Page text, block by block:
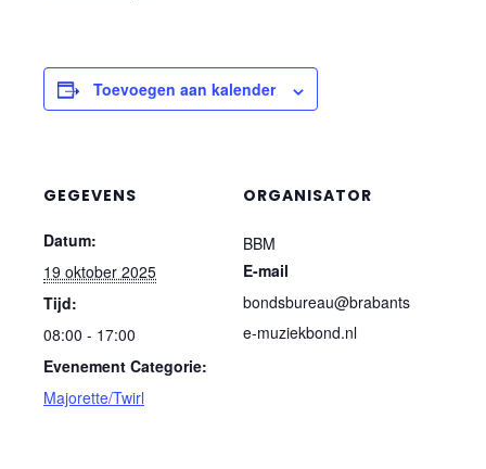
Toevoegen aan kalender
GEGEVENS
Datum:
19 oktober 2025
Tijd:
08:00 - 17:00
Evenement Categorie:
Majorette/Twirl
ORGANISATOR
BBM
E-mail
bondsbureau@brabants
e-muziekbond.nl